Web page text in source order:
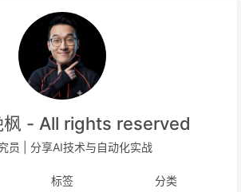
枫 - All rights reserved
员 | 分享AI技术与自动化实战
标签 分类